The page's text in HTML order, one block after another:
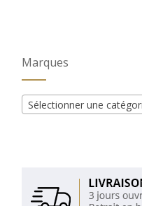
Marques
Sélectionner une